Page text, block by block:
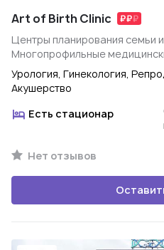
Art of Birth Clinic
Центры планирования семьи
Многопрофильные
Урология, Гинекология,
Акушерство
Есть стационар
Нет отзывов